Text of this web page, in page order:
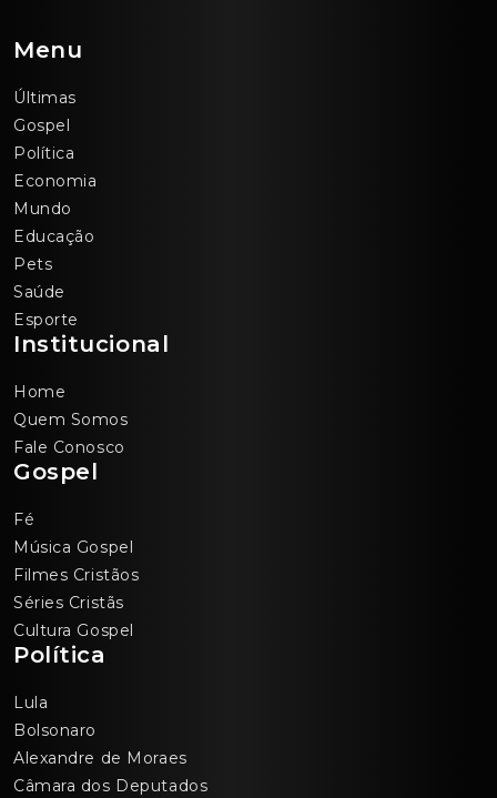
Menu
Últimas
Gospel
Política
Economia
Mundo
Educação
Pets
Saúde
Esporte
Institucional
Home
Quem Somos
Fale Conosco
Gospel
Fé
Música Gospel
Filmes Cristãos
Séries Cristãs
Cultura Gospel
Política
Lula
Bolsonaro
Alexandre de Moraes
Câmara dos Deputados